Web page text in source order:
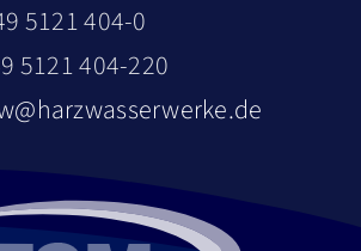
5121 404-0
5121 404-220